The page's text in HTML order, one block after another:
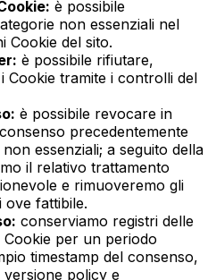
è possibile
non essenziali nel
Cookie del sito.
è possibile rifiutare,
Cookie tramite i controlli del
è possibile revocare in
precedentemente
essenziali; a seguito della
il relativo trattamento
e rimuoveremo gli
ove fattibile.
conserviamo registri delle
per un periodo
timestamp del consenso,
policy e